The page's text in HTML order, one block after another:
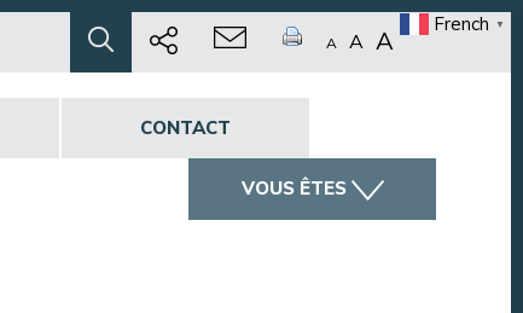
A A A
French ▼
CONTACT
VOUS ÊTES